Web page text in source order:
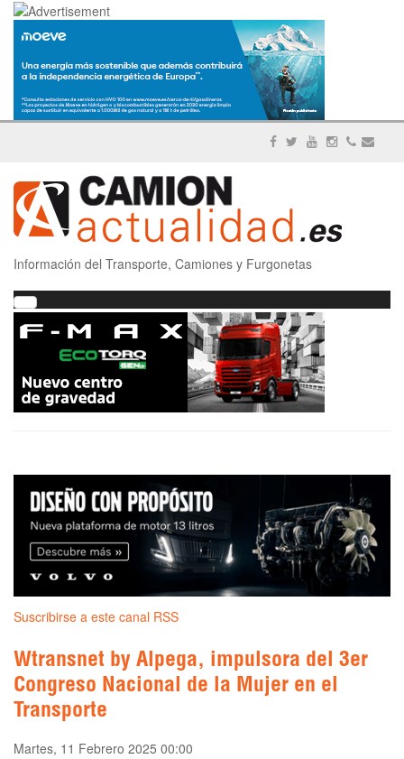
Información del Transporte, Camiones y Furgonetas
Suscribirse a este canal RSS
Wtransnet by Alpega, impulsora del 3er
Congreso Nacional de la Mujer en el
Transporte
Martes, 11 Febrero 2025 00:00